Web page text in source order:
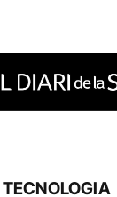
TECNOLOGIA